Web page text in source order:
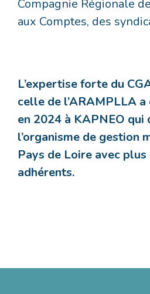
Compagnie Régionale
aux Comptes, des
L’expertise forte du
celle de l’ARAMPLLA a
en 2024 à KAPNEO
l’organisme de gestion
Pays de Loire avec
adhérents.